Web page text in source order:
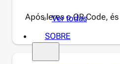
Ver todas
SOBRE
Após leres o QR Code,